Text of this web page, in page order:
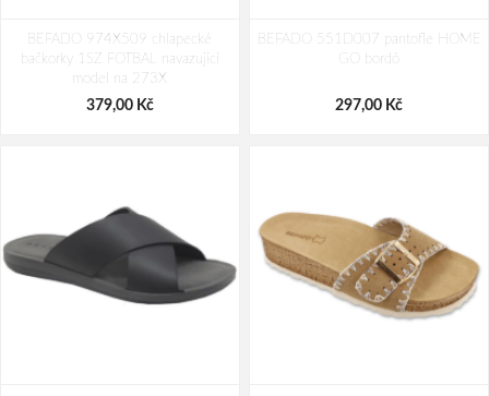
FLEXI šedé
359,00 Kč
FLEXI růžová
391,00 Kč
BEFADO 974X509 chlapecké
bačkorky 1SZ FOTBAL navazující
model na 273X
379,00 Kč
BEFADO 551D007 pantofle HOME
GO bordó
297,00 Kč